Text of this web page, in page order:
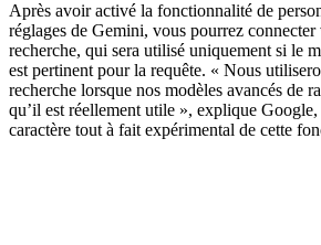
Après avoir activé la fonctionnalité de
réglages de Gemini, vous pourrez
recherche, qui sera utilisé uniquement si le
est pertinent pour la requête. « Nous
recherche lorsque nos modèles avancés de
qu’il est réellement utile », explique
caractère tout à fait expérimental de cette